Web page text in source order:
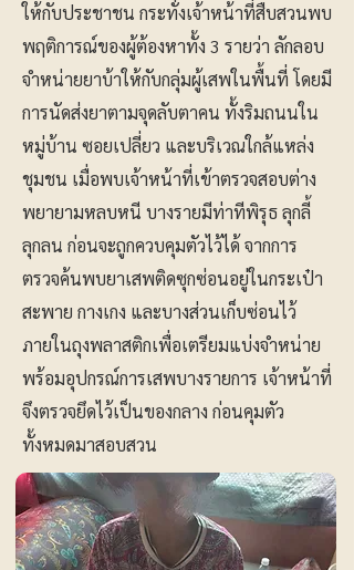
ให้กับประชาชน กระทั่งเจ้าหน้าที่สืบสวนพบ
พฤติการณ์ของผู้ต้องหาทั้ง 3 รายว่า ลักลอบ
จำหน่ายยาบ้าให้กับกลุ่มผู้เสพในพื้นที่ โดยมี
การนัดส่งยาตามจุดลับตาคน ทั้งริมถนนใน
หมู่บ้าน ซอยเปลี่ยว และบริเวณใกล้แหล่ง
ชุมชน เมื่อพบเจ้าหน้าที่เข้าตรวจสอบต่าง
พยายามหลบหนี บางรายมีท่าทีพิรุธ ลุกลี้
ลุกลน ก่อนจะถูกควบคุมตัวไว้ได้ จากการ
ตรวจค้นพบยาเสพติดซุกซ่อนอยู่ในกระเป๋า
สะพาย กางเกง และบางส่วนเก็บซ่อนไว้
ภายในถุงพลาสติกเพื่อเตรียมแบ่งจำหน่าย
พร้อมอุปกรณ์การเสพบางรายการ เจ้าหน้าที่
จึงตรวจยึดไว้เป็นของกลาง ก่อนคุมตัว
ทั้งหมดมาสอบสวน